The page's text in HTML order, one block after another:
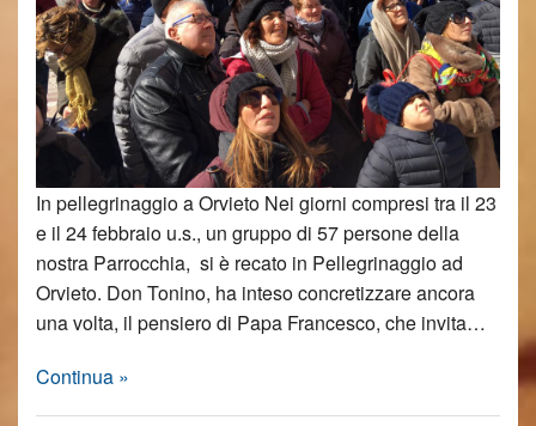
In pellegrinaggio a Orvieto Nei giorni compresi tra il 23
e il 24 febbraio u.s., un gruppo di 57 persone della
nostra Parrocchia, si è recato in Pellegrinaggio ad
Orvieto. Don Tonino, ha inteso concretizzare ancora
una volta, il pensiero di Papa Francesco, che invita…
Continua »